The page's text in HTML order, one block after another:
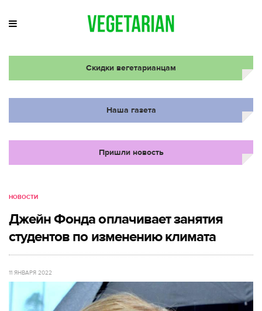
Скидки вегетарианцам
Наша газета
Пришли новость
НОВОСТИ
Джейн Фонда оплачивает занятия
студентов по изменению климата
11 ЯНВАРЯ 2022